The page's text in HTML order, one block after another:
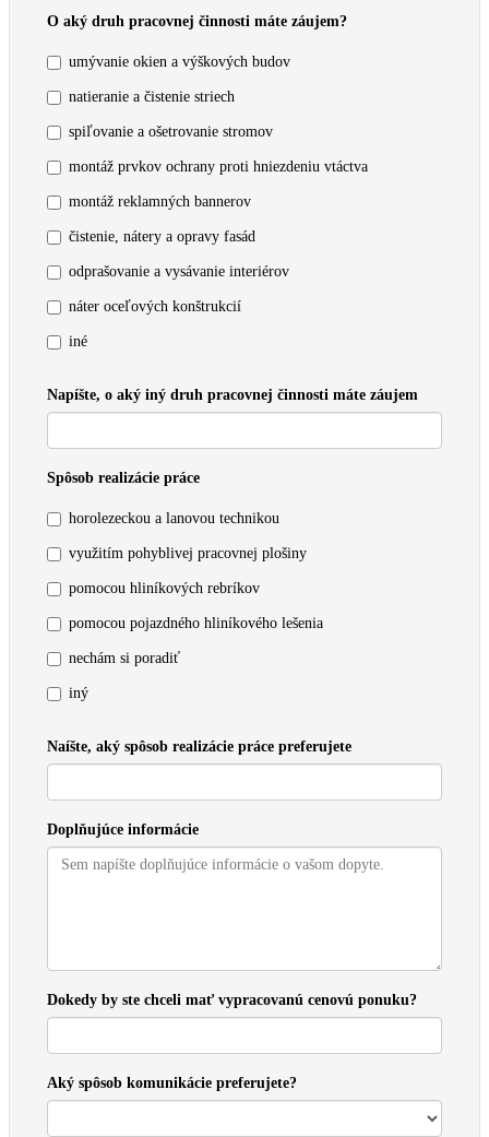
O aký druh pracovnej činnosti máte záujem?
umývanie okien a výškových budov
natieranie a čistenie striech
spiľovanie a ošetrovanie stromov
montáž prvkov ochrany proti hniezdeniu vtáctva
montáž reklamných bannerov
čistenie, nátery a opravy fasád
odprašovanie a vysávanie interiérov
náter oceľových konštrukcií
iné
Napíšte, o aký iný druh pracovnej činnosti máte záujem
Spôsob realizácie práce
horolezeckou a lanovou technikou
využitím pohyblivej pracovnej plošiny
pomocou hliníkových rebríkov
pomocou pojazdného hliníkového lešenia
nechám si poradiť
iný
Naíšte, aký spôsob realizácie práce preferujete
Doplňujúce informácie
Dokedy by ste chceli mať vypracovanú cenovú ponuku?
Aký spôsob komunikácie preferujete?